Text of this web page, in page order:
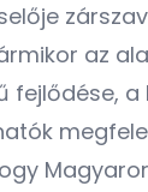
az
fejlődése,